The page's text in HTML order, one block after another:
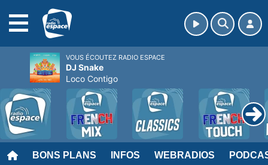
BONS PLANS INFOS WEBRADIOS
VOUS ÉCOUTEZ RADIO ESPACE
DJ Snake
Loco Contigo